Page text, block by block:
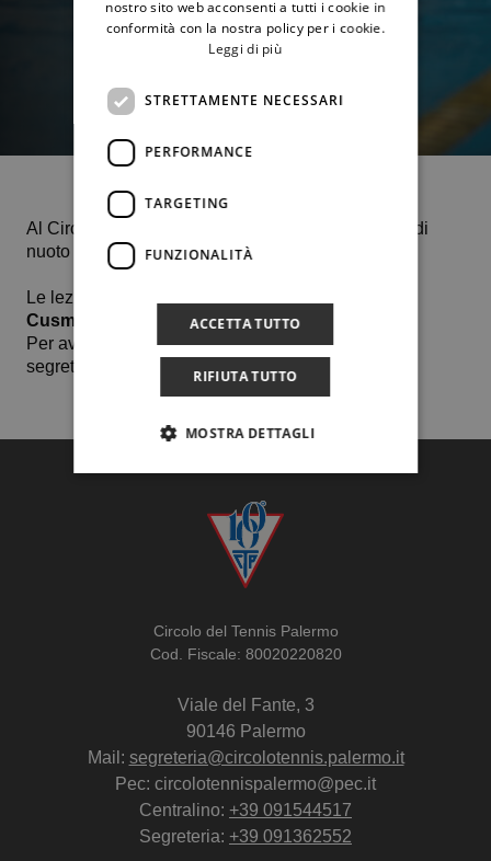
Al Circolo del Tennis è possibile iscriversi ai corsi di
nuoto
riservati a soci e familiari
Le lezioni saranno svolte dagli istruttori
Cusmano e Gualtiero Guerrieri.
Per avere maggiori informazioni, rivolgersi alla
segreteria.
Circolo del Tennis Palermo
Cod. Fiscale: 80020220820
Viale del Fante, 3
90146 Palermo
Mail: segreteria@circolotennis.palermo.it
Pec: circolotennispalermo@pec.it
Centralino: +39 091544517
Segreteria: +39 091362552
nostro sito web acconsenti a tutti i cookie in
conformità con la nostra policy per i cookie.
Leggi di più
STRETTAMENTE NECESSARI
PERFORMANCE
TARGETING
FUNZIONALITÀ
ACCETTA TUTTO
RIFIUTA TUTTO
MOSTRA DETTAGLI